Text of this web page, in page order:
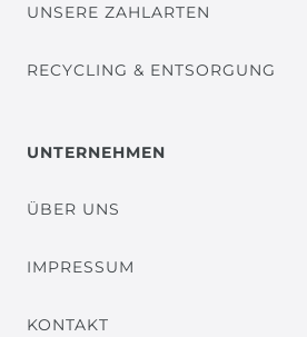
UNSERE ZAHLARTEN
RECYCLING & ENTSORGUNG
UNTERNEHMEN
ÜBER UNS
IMPRESSUM
KONTAKT